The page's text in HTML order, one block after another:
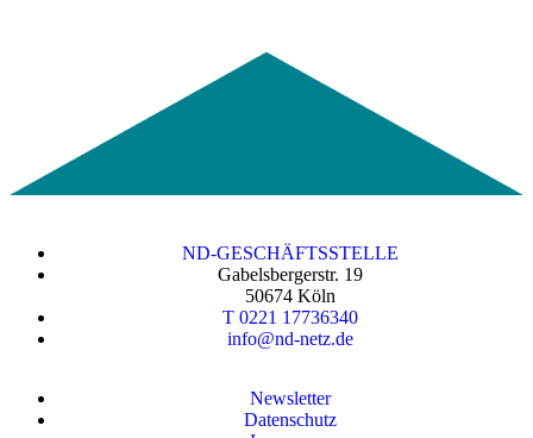
ND-GESCHÄFTSSTELLE
Gabelsbergerstr. 19
50674 Köln
T 0221 17736340
info@nd-netz.de
Newsletter
Datenschutz